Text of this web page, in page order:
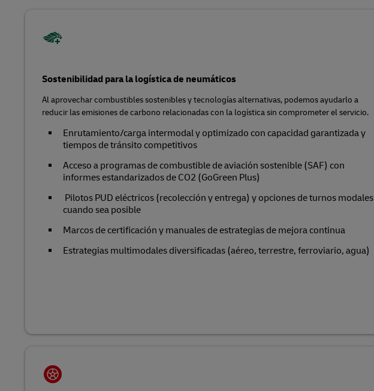
Sostenibilidad para la logística de neumáticos
Al aprovechar combustibles sostenibles y tecnologías alternativas, podemos ayudarlo a
reducir las emisiones de carbono relacionadas con la logística sin comprometer el servicio.
Enrutamiento/carga intermodal y optimizado con capacidad garantizada y
tiempos de tránsito competitivos
Acceso a programas de combustible de aviación sostenible (SAF) con
informes estandarizados de CO2 (GoGreen Plus)
Pilotos PUD eléctricos (recolección y entrega) y opciones de turnos modales
cuando sea posible
Marcos de certificación y manuales de estrategias de mejora continua
Estrategias multimodales diversificadas (aéreo, terrestre, ferroviario, agua)